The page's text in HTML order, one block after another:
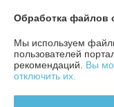
Контакты
Доставка и оплата
Обработка файлов
Мы используем
пользователей
рекомендаций. Вы
отключить их.